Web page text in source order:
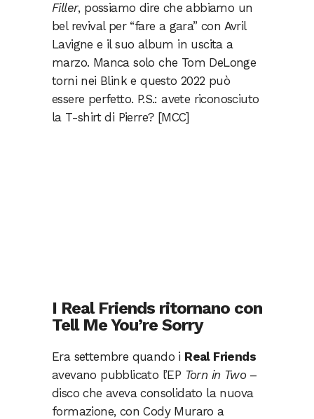
Filler, possiamo dire che abbiamo un
bel revival per “fare a gara” con Avril
Lavigne e il suo album in uscita a
marzo. Manca solo che Tom DeLonge
torni nei Blink e questo 2022 può
essere perfetto. P.S.: avete riconosciuto
la T-shirt di Pierre? [MCC]
I Real Friends ritornano con
Tell Me You’re Sorry
Era settembre quando i Real Friends
avevano pubblicato l’EP Torn in Two–
disco che aveva consolidato la nuova
formazione, con Cody Muraro a